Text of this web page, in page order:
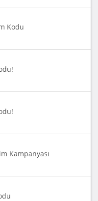
Kodu
Kampanyası